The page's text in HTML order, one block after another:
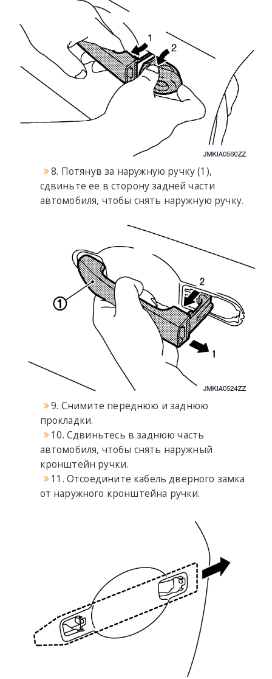
8. Потянув за наружную ручку (1),
сдвиньте ее в сторону задней части
автомобиля, чтобы снять наружную ручку.
9. Снимите переднюю и заднюю
прокладки.
10. Сдвиньтесь в заднюю часть
автомобиля, чтобы снять наружный
кронштейн ручки.
11. Отсоедините кабель дверного замка
от наружного кронштейна ручки.